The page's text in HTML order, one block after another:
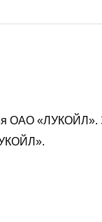
«ЛУКОЙЛ».